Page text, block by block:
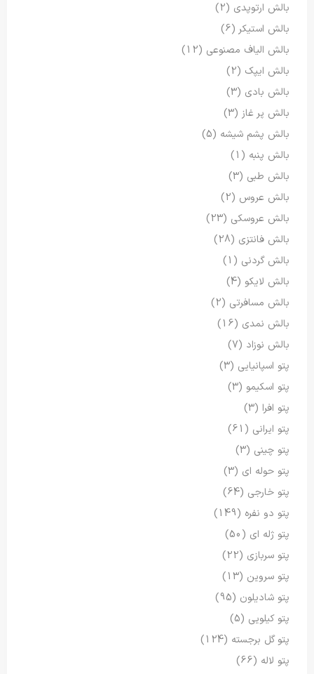
بالش ارتوپدی (2)
بالش استیکر (6)
بالش الیاف مصنوعی (12)
بالش ایپک (2)
بالش بادی (3)
بالش پر غاز (3)
بالش پشم شیشه (5)
بالش پنبه (1)
بالش طبی (3)
بالش عروس (2)
بالش عروسکی (23)
بالش فانتزی (28)
بالش گردنی (1)
بالش لایکو (4)
بالش مسافرتی (2)
بالش نمدی (16)
بالش نوزاد (7)
پتو اسپانیایی (3)
پتو اسکیمو (3)
پتو افرا (3)
پتو ایرانی (61)
پتو چینی (3)
پتو حوله ای (3)
پتو خارجی (64)
پتو دو نفره (149)
پتو ژله ای (50)
پتو سربازی (22)
پتو سروین (13)
پتو شادیلون (95)
پتو کیلویی (5)
پتو گل برجسته (124)
پتو لاله (66)